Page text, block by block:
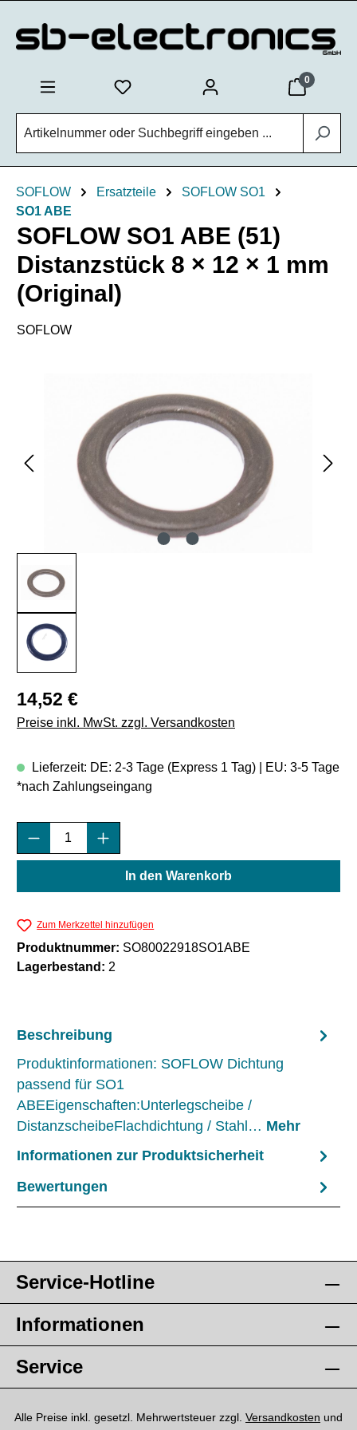
0
SOFLOW Ersatzteile
SOFLOW SO1
SO1 ABE
SOFLOW SO1 ABE (51)
Distanzstück 8 × 12 × 1 mm
(Original)
SOFLOW
Regulärer Preis:
14,52 €
Preise inkl. MwSt. zzgl. Versandkosten
Lieferzeit: DE: 2-3 Tage (Express 1 Tag) | EU: 3-5 Tage
*nach Zahlungseingang
Produkt Anzahl: Gib den gewünschten
In den Warenkorb
Zum Merkzettel hinzufügen
Produktnummer: SO80022918SO1ABE
Lagerbestand: 2
Beschreibung
Produktinformationen: SOFLOW Dichtung
passend für SO1
ABEEigenschaften:Unterlegscheibe /
DistanzscheibeFlachdichtung / Stahl… Mehr
Informationen zur Produktsicherheit
Bewertungen
Service-Hotline
Informationen
Service
Alle Preise inkl. gesetzl. Mehrwertsteuer zzgl. Versandkosten und